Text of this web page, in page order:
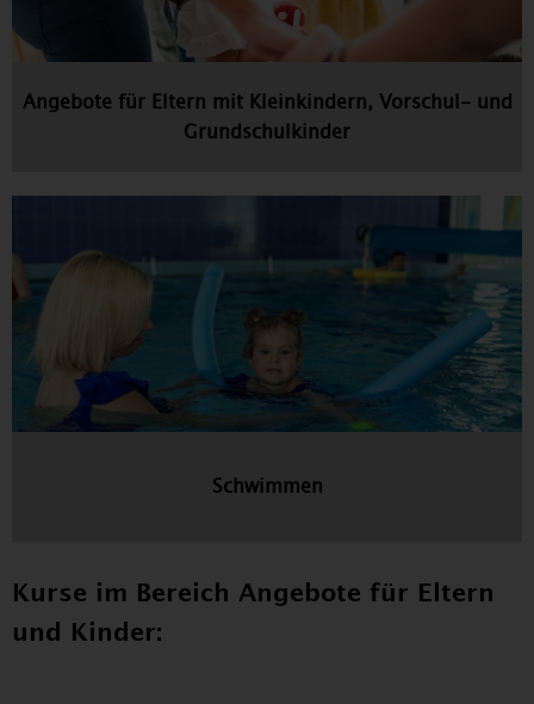
Angebote für Eltern mit Kleinkindern, Vorschul- und
Grundschulkinder
Schwimmen
Kurse im Bereich Angebote für Eltern
und Kinder: